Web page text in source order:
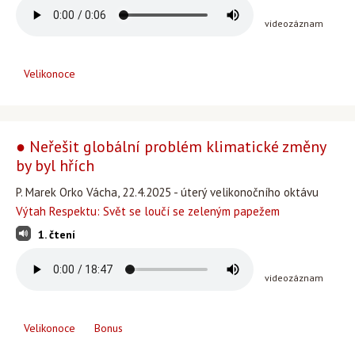
videozáznam
Velikonoce
● Neřešit globální problém klimatické změny
by byl hřích
P. Marek Orko Vácha, 22.4.2025 - úterý velikonočního oktávu
Výtah Respektu: Svět se loučí se zeleným papežem
1. čtení
videozáznam
Velikonoce Bonus